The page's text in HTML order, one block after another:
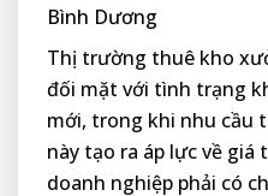
Bình Dương
Thị trường thuê kho
đối mặt với tình trạng
mới, trong khi nhu cầu
này tạo ra áp lực về giá
doanh nghiệp phải có